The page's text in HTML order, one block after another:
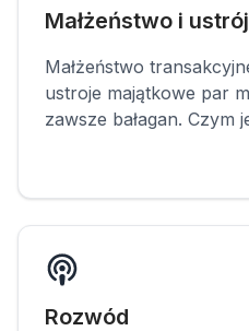
Małżeństwo i
Małżeństwo
ustroje majątkowe par
zawsze bałagan. Czym
majątkowy? Your
tworzony przez
we współpracy z
na celu
Wsparcie, jakiego nigdy
Rozwód